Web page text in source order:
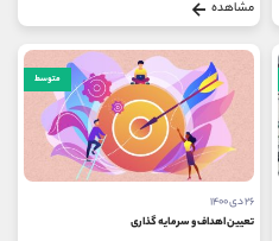
مشاهده
متوسط
۲۶ دی ۱۴۰۰
تعیین اهداف و سرمایه گذاری